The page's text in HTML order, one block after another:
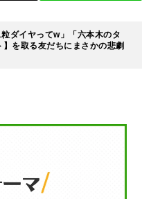
粒ダイヤってw」「六本木のタ
を取る友だちにまさかの悲劇